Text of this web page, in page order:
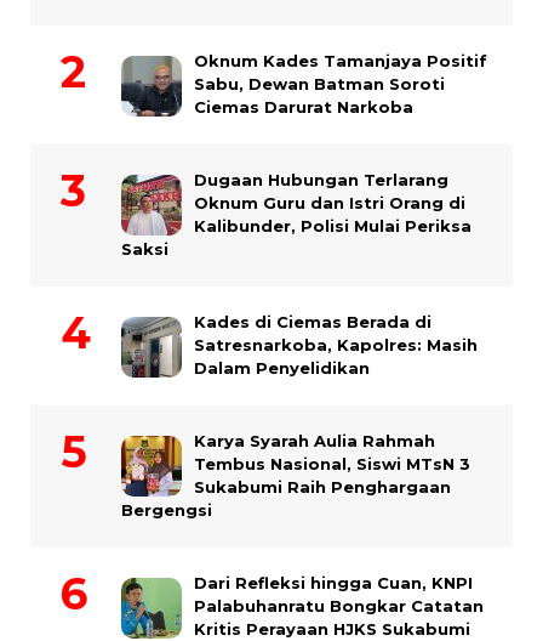
Oknum Kades Tamanjaya Positif
Sabu, Dewan Batman Soroti
Ciemas Darurat Narkoba
Dugaan Hubungan Terlarang
Oknum Guru dan Istri Orang di
Kalibunder, Polisi Mulai Periksa
Saksi
Kades di Ciemas Berada di
Satresnarkoba, Kapolres: Masih
Dalam Penyelidikan
Karya Syarah Aulia Rahmah
Tembus Nasional, Siswi MTsN 3
Sukabumi Raih Penghargaan
Bergengsi
Dari Refleksi hingga Cuan, KNPI
Palabuhanratu Bongkar Catatan
Kritis Perayaan HJKS Sukabumi